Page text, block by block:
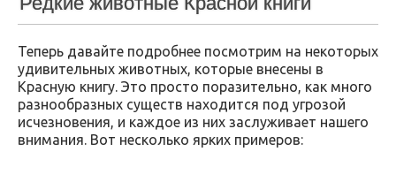
Теперь давайте подробнее посмотрим на некоторых
удивительных животных, которые внесены в
Красную книгу. Это просто поразительно, как много
разнообразных существ находится под угрозой
исчезновения, и каждое из них заслуживает нашего
внимания. Вот несколько ярких примеров: